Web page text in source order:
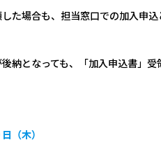
た場合も、担当窓口での加入申
となっても、「加入申込書」受
（木）